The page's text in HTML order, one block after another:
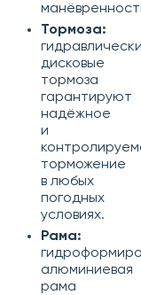
Тормоза:
дисковые
тормоза
гарантируют
надёжное
и
торможение
в любых
погодных
условиях.
Рама:
алюминиевая
рама